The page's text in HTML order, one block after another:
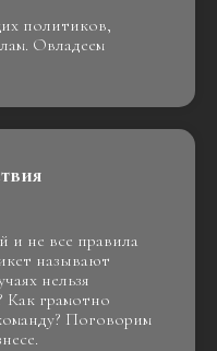
политиков,
Овладеем
и не все правила
называют
нельзя
Как грамотно
Поговорим